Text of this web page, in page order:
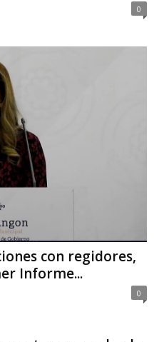
0
con regidores,
Informe...
0